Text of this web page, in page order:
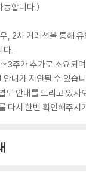
능합니다.)
, 2차 거래선을 통해
.
주가 추가로 소요되
내가 지연될 수 있습
도 안내를 드리고 있사
다시 한번 확인해주시